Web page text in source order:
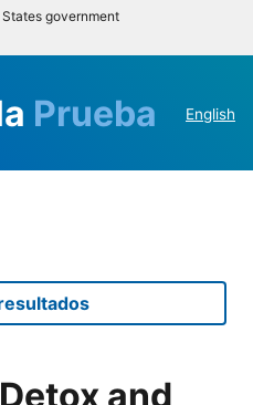
government
Prueba English
and